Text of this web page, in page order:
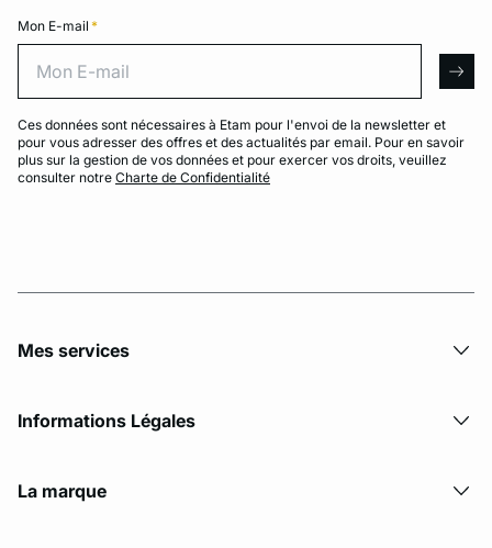
Mon E-mail *
Ces données sont nécessaires à Etam pour l'envoi de la newsletter et
pour vous adresser des offres et des actualités par email. Pour en savoir
plus sur la gestion de vos données et pour exercer vos droits, veuillez
consulter notre Charte de Confidentialité
Mes services
Informations Légales
La marque